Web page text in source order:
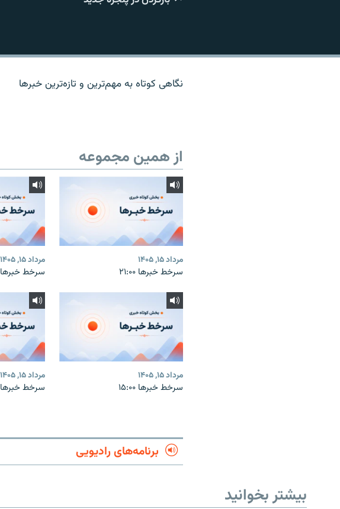
نگاهی کوتاه به مهم‌ترين و تازه‌ترين خبرها
از همین مجموعه
مرداد ۱۵, ۱۴۰۵
سرخط خبرها ۲۱:۰۰
مرداد ۱۵, ۱۴۰۵
سرخط خبرها ۲۰:۰۰
مرداد ۱۵, ۱۴۰۵
سرخط خبرها ۱۵:۰۰
مرداد ۱۵, ۱۴۰۵
سرخط خبرها ۱۳:۰۰
برنامه‌های رادیویی
بیشتر بخوانید